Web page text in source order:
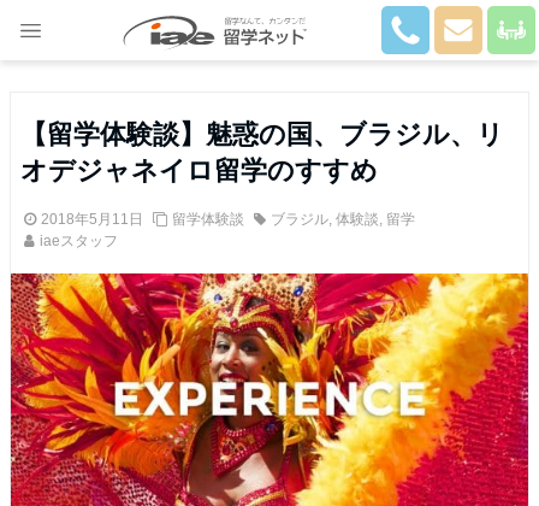
【留学体験談】魅惑の国、ブラジル、リ
オデジャネイロ留学のすすめ
2018年5月11日 留学体験談 ブラジル, 体験談, 留学
iaeスタッフ